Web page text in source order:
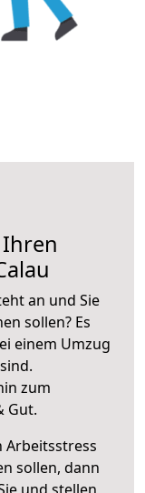
an und Sie
sollen? Es
einem Umzug
zum
Gut.
Arbeitsstress
sollen, dann